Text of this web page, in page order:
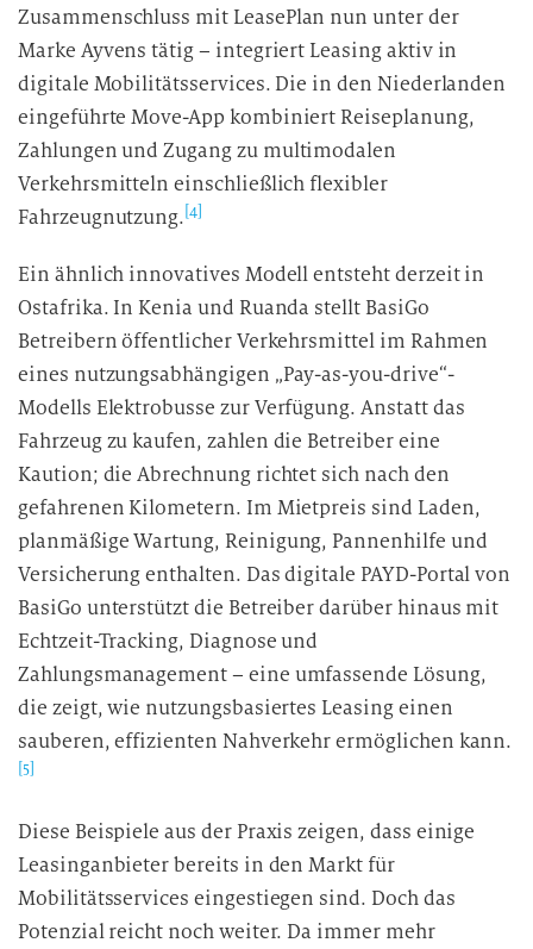
Zusammenschluss mit LeasePlan nun unter der
Marke Ayvens tätig – integriert Leasing aktiv in
digitale Mobilitätsservices. Die in den Niederlanden
eingeführte Move-App kombiniert Reiseplanung,
Zahlungen und Zugang zu multimodalen
Verkehrsmitteln einschließlich flexibler
Fahrzeugnutzung. [4]
Ein ähnlich innovatives Modell entsteht derzeit in
Ostafrika. In Kenia und Ruanda stellt BasiGo
Betreibern öffentlicher Verkehrsmittel im Rahmen
eines nutzungsabhängigen „Pay-as-you-drive“-
Modells Elektrobusse zur Verfügung. Anstatt das
Fahrzeug zu kaufen, zahlen die Betreiber eine
Kaution; die Abrechnung richtet sich nach den
gefahrenen Kilometern. Im Mietpreis sind Laden,
planmäßige Wartung, Reinigung, Pannenhilfe und
Versicherung enthalten. Das digitale PAYD-Portal von
BasiGo unterstützt die Betreiber darüber hinaus mit
Echtzeit-Tracking, Diagnose und
Zahlungsmanagement – eine umfassende Lösung,
die zeigt, wie nutzungsbasiertes Leasing einen
sauberen, effizienten Nahverkehr ermöglichen kann.
[5]
Diese Beispiele aus der Praxis zeigen, dass einige
Leasinganbieter bereits in den Markt für
Mobilitätsservices eingestiegen sind. Doch das
Potenzial reicht noch weiter. Da immer mehr